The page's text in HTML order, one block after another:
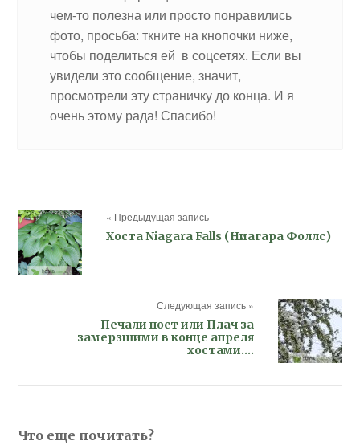
чем-то полезна или просто понравились
фото, просьба: ткните на кнопочки ниже,
чтобы поделиться ей в соцсетях. Если вы
увидели это сообщение, значит,
просмотрели эту страничку до конца. И я
очень этому рада! Спасибо!
« Предыдущая запись
Хоста Niagara Falls (Ниагара Фоллс)
Следующая запись »
Печали пост или Плач за
замерзшими в конце апреля
хостами….
Что еще почитать?